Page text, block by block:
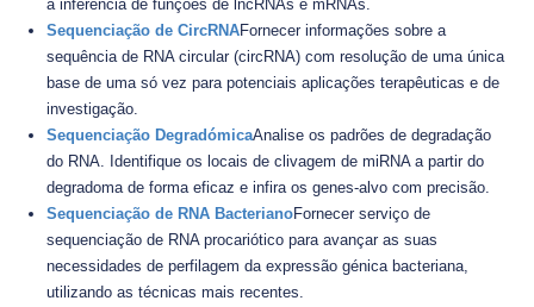
a inferência de funções de lncRNAs e mRNAs.
Sequenciação de CircRNAFornecer informações sobre a
sequência de RNA circular (circRNA) com resolução de uma única
base de uma só vez para potenciais aplicações terapêuticas e de
investigação.
Sequenciação DegradómicaAnalise os padrões de degradação
do RNA. Identifique os locais de clivagem de miRNA a partir do
degradoma de forma eficaz e infira os genes-alvo com precisão.
Sequenciação de RNA BacterianoFornecer serviço de
sequenciação de RNA procariótico para avançar as suas
necessidades de perfilagem da expressão génica bacteriana,
utilizando as técnicas mais recentes.